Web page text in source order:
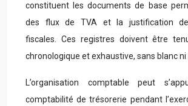
constituent les documents de base
des flux de TVA et la justification
fiscales. Ces registres doivent être
chronologique et exhaustive, sans blanc ni
L’organisation comptable peut
comptabilité de trésorerie pendant